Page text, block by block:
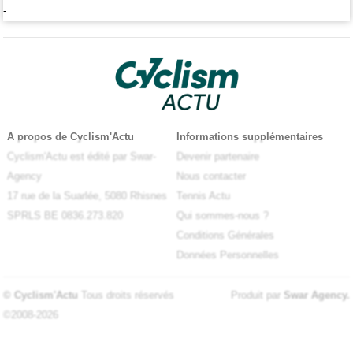
-
A propos de Cyclism'Actu
Cyclism'Actu est édité par Swar-
Agency
17 rue de la Suarlée, 5080 Rhisnes
SPRLS BE 0836.273.820
Informations supplémentaires
Devenir partenaire
Nous contacter
Tennis Actu
Qui sommes-nous ?
Conditions Générales
Données Personnelles
© Cyclism'Actu Tous droits réservés
©2008-2026
Produit par Swar Agency.